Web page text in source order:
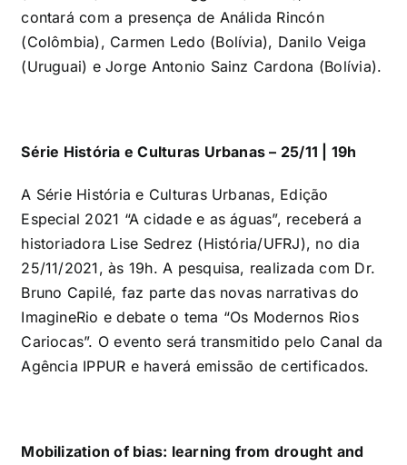
contará com a presença de Análida Rincón
(Colômbia), Carmen Ledo (Bolívia), Danilo Veiga
(Uruguai) e Jorge Antonio Sainz Cardona (Bolívia).
Série História e Culturas Urbanas – 25/11 | 19h
A Série História e Culturas Urbanas, Edição
Especial 2021 “A cidade e as águas”, receberá a
historiadora Lise Sedrez (História/UFRJ), no dia
25/11/2021, às 19h. A pesquisa, realizada com Dr.
Bruno Capilé, faz parte das novas narrativas do
ImagineRio e debate o tema “Os Modernos Rios
Cariocas”. O evento será transmitido pelo Canal da
Agência IPPUR e haverá emissão de certificados.
Mobilization of bias: learning from drought and